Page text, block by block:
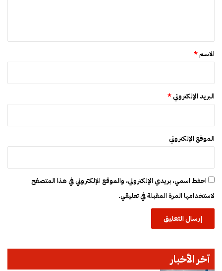
*
الاسم*
البريد الإلكتروني*
الموقع الإلكتروني
احفظ اسمي، بريدي الإلكتروني، والموقع الإلكتروني في هذا المتصفح
لاستخدامها المرة المقبلة في تعليقي.
آخر الأخبار